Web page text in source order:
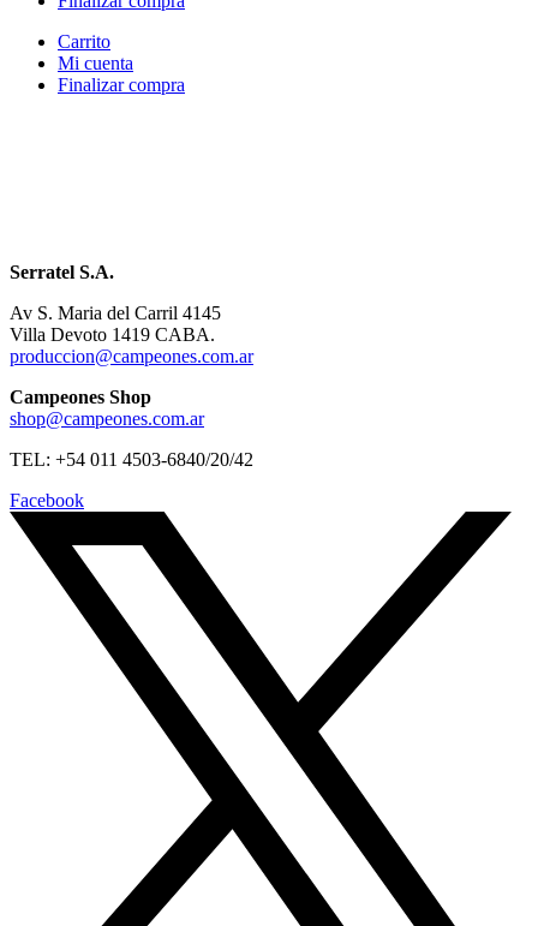
Carrito
Mi cuenta
Finalizar compra
Serratel S.A.
Av S. Maria del Carril 4145
Villa Devoto 1419 CABA.
produccion@campeones.com.ar
Campeones Shop
shop@campeones.com.ar
TEL: +54 011 4503-6840/20/42
Facebook